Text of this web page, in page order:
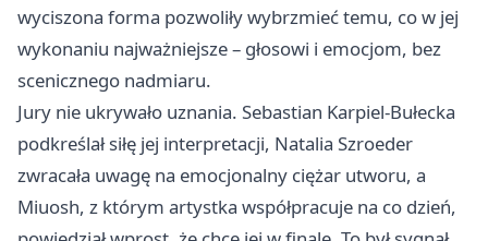
wyciszona forma pozwoliły wybrzmieć temu, co w jej
wykonaniu najważniejsze – głosowi i emocjom, bez
scenicznego nadmiaru.
Jury nie ukrywało uznania. Sebastian Karpiel-Bułecka
podkreślał siłę jej interpretacji, Natalia Szroeder
zwracała uwagę na emocjonalny ciężar utworu, a
Miuosh, z którym artystka współpracuje na co dzień,